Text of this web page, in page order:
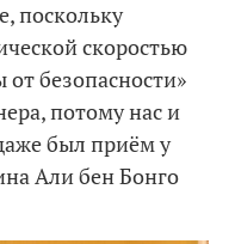
поскольку
скоростью
безопасности»
потому нас и
был приём у
Али бен Бонго